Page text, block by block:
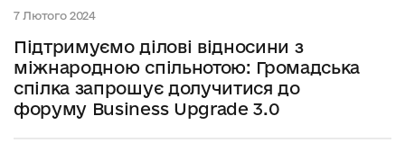
7 Лютого 2024
Підтримуємо ділові відносини з
міжнародною спільнотою: Громадська
спілка запрошує долучитися до
форуму Business Upgrade 3.0